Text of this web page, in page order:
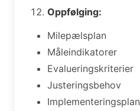
Oppfølging:
Milepælsplan
Måleindikatorer
Evalueringskriterier
Justeringsbehov
Implementeringsplan